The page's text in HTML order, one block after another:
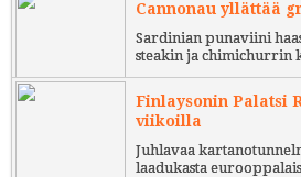
Cannonau yllättää
Sardinian punaviini
steakin ja chimichurrin
Finlaysonin Palatsi
viikoilla
Juhlavaa
laadukasta